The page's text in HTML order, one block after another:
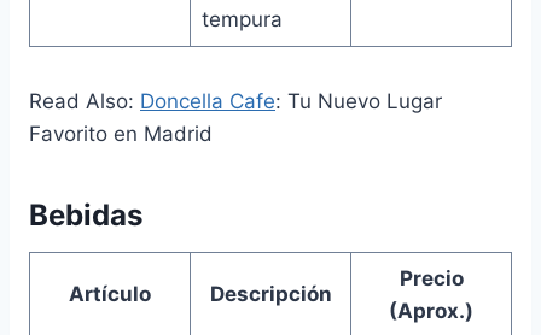
tempura
Read Also: Doncella Cafe: Tu Nuevo Lugar
Favorito en Madrid
Bebidas
Artículo Descripción
Precio
(Aprox.)